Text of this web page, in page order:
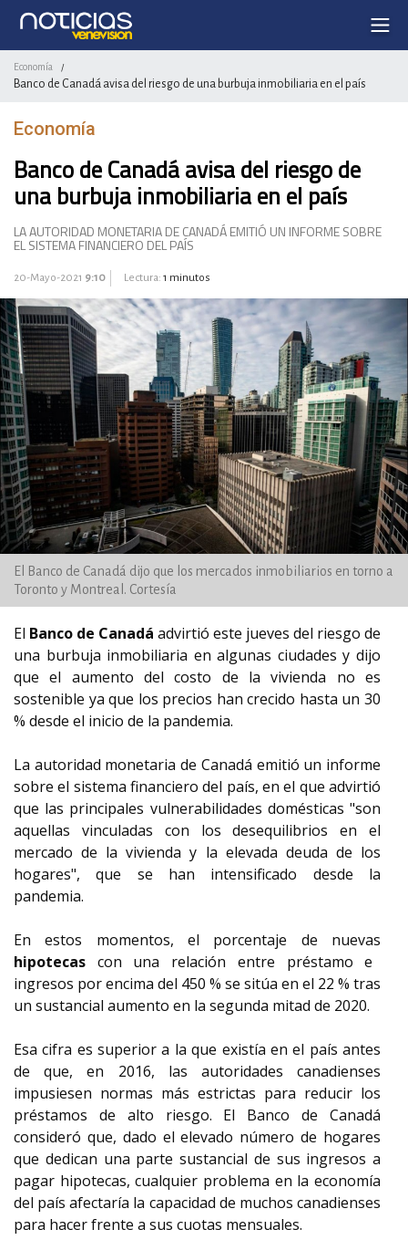
Economía /
Banco de Canadá avisa del riesgo de una burbuja inmobiliaria en el país
Economía
Banco de Canadá avisa del riesgo de
una burbuja inmobiliaria en el país
LA AUTORIDAD MONETARIA DE CANADÁ EMITIÓ UN INFORME SOBRE
EL SISTEMA FINANCIERO DEL PAÍS
20-Mayo-2021 9:10 Lectura: 1 minutos
El Banco de Canadá dijo que los mercados inmobiliarios en torno a
Toronto y Montreal. Cortesía
El Banco de Canadá advirtió este jueves del riesgo de
una burbuja inmobiliaria en algunas ciudades y dijo
que el aumento del costo de la vivienda no es
sostenible ya que los precios han crecido hasta un 30
% desde el inicio de la pandemia.
La autoridad monetaria de Canadá emitió un informe
sobre el sistema financiero del país, en el que advirtió
que las principales vulnerabilidades domésticas "son
aquellas vinculadas con los desequilibrios en el
mercado de la vivienda y la elevada deuda de los
hogares", que se han intensificado desde la
pandemia.
En estos momentos, el porcentaje de nuevas
hipotecas con una relación entre préstamo e
ingresos por encima del 450 % se sitúa en el 22 % tras
un sustancial aumento en la segunda mitad de 2020.
Esa cifra es superior a la que existía en el país antes
de que, en 2016, las autoridades canadienses
impusiesen normas más estrictas para reducir los
préstamos de alto riesgo. El Banco de Canadá
consideró que, dado el elevado número de hogares
que dedican una parte sustancial de sus ingresos a
pagar hipotecas, cualquier problema en la economía
del país afectaría la capacidad de muchos canadienses
para hacer frente a sus cuotas mensuales.